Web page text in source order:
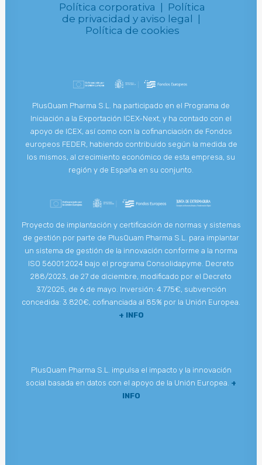
Política corporativa | Política
de privacidad y aviso legal |
Política de cookies
PlusQuam Pharma S.L. ha participado en el Programa de
Iniciación a la Exportación ICEX-Next, y ha contado con el
apoyo de ICEX, así como con la cofinanciación de Fondos
europeos FEDER, habiendo contribuido según la medida de
los mismos, al crecimiento económico de esta empresa, su
región y de España en su conjunto.
Proyecto de implantación y certificación de normas y sistemas
de gestión por parte de PlusQuam Pharma S.L. para implantar
un sistema de gestión de la innovación conforme a la norma
ISO 56001:2024 bajo el programa Consolidapyme. Decreto
288/2023, de 27 de diciembre, modificado por el Decreto
37/2025, de 6 de mayo. Inversión: 4.775€, subvención
concedida: 3.820€, cofinanciada al 85% por la Unión Europea.
+ INFO
PlusQuam Pharma S.L. impulsa el impacto y la innovación
social basada en datos con el apoyo de la Unión Europea. +
INFO